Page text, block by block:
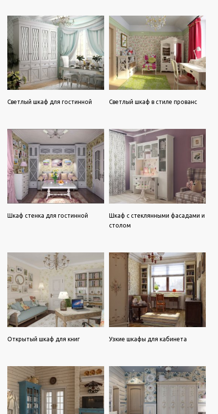
Светлый шкаф для гостинной Светлый шкаф в стиле прованс
Шкаф стенка для гостинной
Шкаф с стеклянными фасадами и
столом
Открытый шкаф для книг Узкие шкафы для кабинета